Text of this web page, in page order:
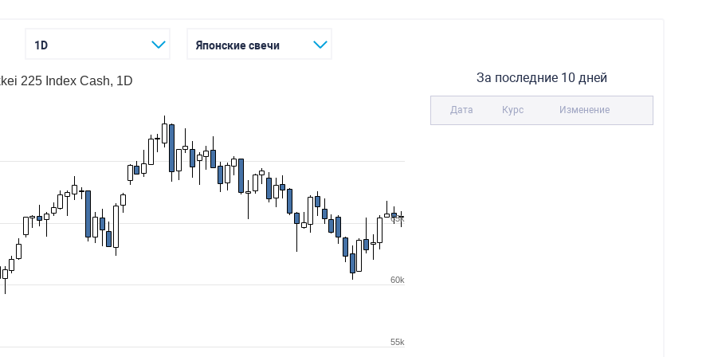
1D Японские свечи
225 Index Cash, 1D
55k
60k
65k
За последние 10 дней
Дата Курс Изменение